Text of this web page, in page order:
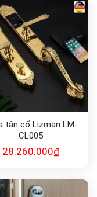
tân cổ Lizman LM-
CL005
28.260.000₫